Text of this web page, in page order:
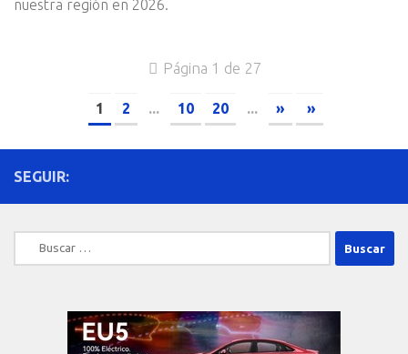
nuestra región en 2026.
Página 1 de 27
1 2 ... 10 20 ... » »
SEGUIR:
Buscar: